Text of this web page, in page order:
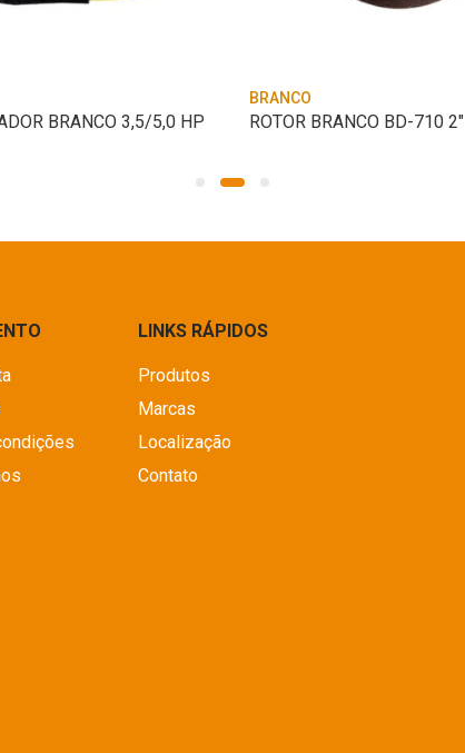
BRANCO 3,5/5,0 HP
BRANCO
ROTOR BRANCO BD-710 2″
LINKS RÁPIDOS
Produtos
Marcas
Localização
Contato